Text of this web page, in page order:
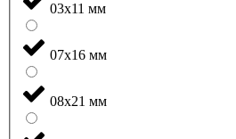
03x11 мм
07x16 мм
08x21 мм